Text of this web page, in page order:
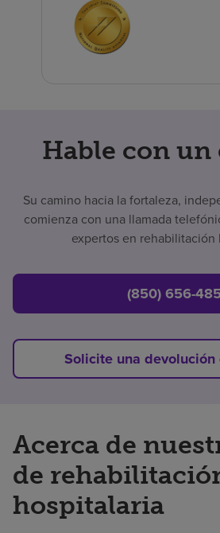
Hable con un
Su camino hacia la fortaleza,
comienza con una llamada
expertos en rehabilitación
(850) 656-
Solicite una
Acerca de
de
hospitalaria